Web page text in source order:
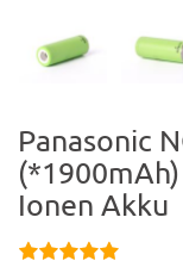
Panasonic
Ionen Akku